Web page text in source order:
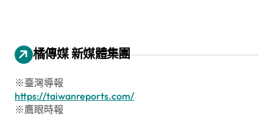
橘傳媒 新媒體集團
※臺灣導報
https://taiwanreports.com/
※鷹眼時報